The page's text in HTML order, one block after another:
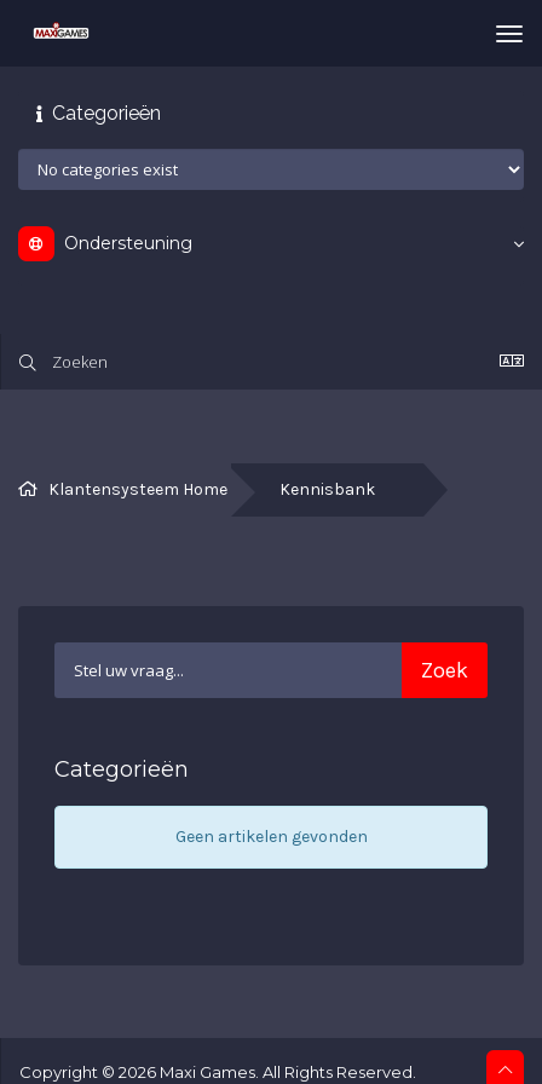
Categorieën
Ondersteuning
Klantensysteem Home Kennisbank
Categorieën
Geen artikelen gevonden
Copyright © 2026 Maxi Games. All Rights Reserved.